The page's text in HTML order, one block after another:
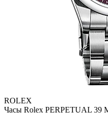
ROLEX
Часы Rolex PERPETUAL 39